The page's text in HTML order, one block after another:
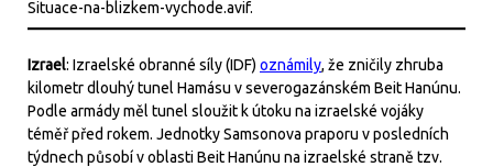
Izrael: Izraelské obranné síly (IDF) oznámily, že zničily zhruba
kilometr dlouhý tunel Hamásu v severogazánském Beit Hanúnu.
Podle armády měl tunel sloužit k útoku na izraelské vojáky
téměř před rokem. Jednotky Samsonova praporu v posledních
týdnech působí v oblasti Beit Hanúnu na izraelské straně tzv.